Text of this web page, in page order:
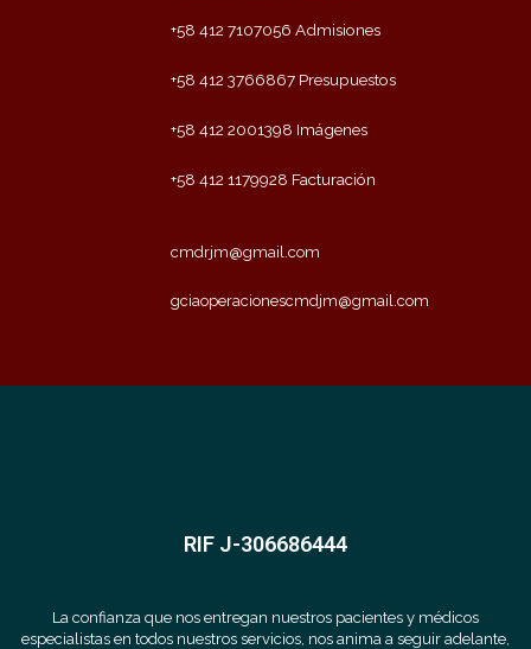
+58 412 7107056 Admisiones
+58 412 3766867 Presupuestos
+58 412 2001398 Imágenes
+58 412 1179928 Facturación
cmdrjm@gmail.com
gciaoperacionescmdjm@gmail.com
RIF J-306686444
La confianza que nos entregan nuestros pacientes y médicos
especialistas en todos nuestros servicios, nos anima a seguir adelante,